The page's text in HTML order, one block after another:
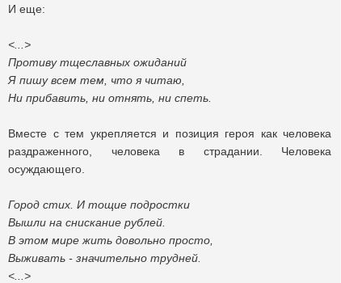
И еще:
<...>
Противу тщеславных ожиданий
Я пишу всем тем, что я читаю,
Ни прибавить, ни отнять, ни спеть.
Вместе с тем укрепляется и позиция героя как человека
раздраженного, человека в страдании. Человека
осуждающего.
Город стих. И тощие подростки
Вышли на снискание рублей.
В этом мире жить довольно просто,
Выживать - значительно трудней.
<...>